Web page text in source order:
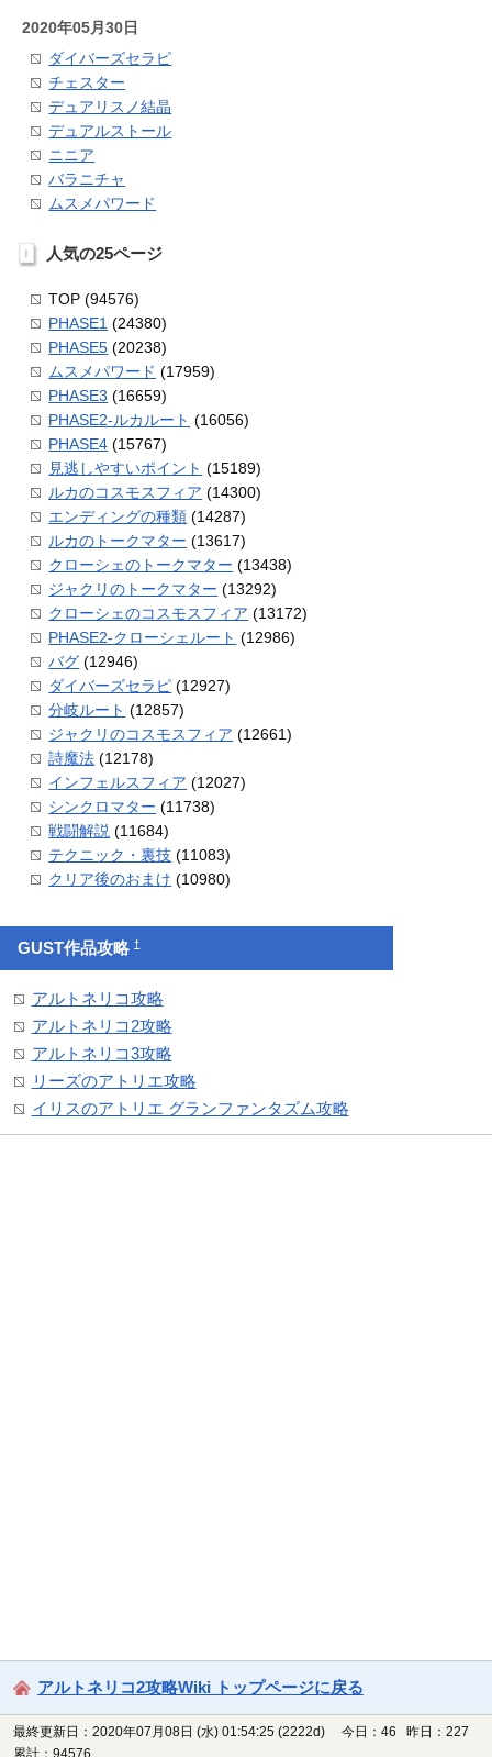
2020年05月30日
ダイバーズセラピ
チェスター
デュアリスノ結晶
デュアルストール
ニニア
バラニチャ
ムスメパワード
人気の25ページ
TOP (94576)
PHASE1 (24380)
PHASE5 (20238)
ムスメパワード (17959)
PHASE3 (16659)
PHASE2-ルカルート (16056)
PHASE4 (15767)
見逃しやすいポイント (15189)
ルカのコスモスフィア (14300)
エンディングの種類 (14287)
ルカのトークマター (13617)
クローシェのトークマター (13438)
ジャクリのトークマター (13292)
クローシェのコスモスフィア (13172)
PHASE2-クローシェルート (12986)
バグ (12946)
ダイバーズセラピ (12927)
分岐ルート (12857)
ジャクリのコスモスフィア (12661)
詩魔法 (12178)
インフェルスフィア (12027)
シンクロマター (11738)
戦闘解説 (11684)
テクニック・裏技 (11083)
クリア後のおまけ (10980)
GUST作品攻略†
アルトネリコ攻略
アルトネリコ2攻略
アルトネリコ3攻略
リーズのアトリエ攻略
イリスのアトリエ グランファンタズム攻略
アルトネリコ2攻略Wiki トップページに戻る
最終更新日：2020年07月08日 (水) 01:54:25 (2222d)
今日：46 昨日：227
累計：94576